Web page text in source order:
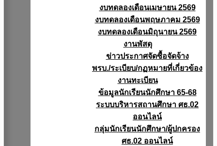
งบทดลองเดือนเมษายน 2569
งบทดลองเดือนพฤษภาคม 2569
งบทดลองเดือนมิถุนายน 2569
งานพัสดุ
ข่าวประกาศจัดซื้อจัดจ้าง
พรบ./ระเบียบ/กฏหมายที่เกี่ยวข้อง
งานทะเบียน
ข้อมูลนักเรียนนักศึกษา 65-68
ระบบบริหารสถานศึกษา ศธ.02
ออนไลน์
กลุ่มนักเรียนนักศึกษา/ผู้ปกครอง
ศธ.02 ออนไลน์